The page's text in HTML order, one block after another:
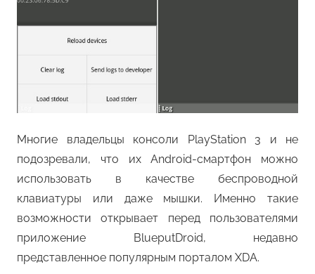
Многие владельцы консоли PlayStation 3 и не
подозревали, что их Android-смартфон можно
использовать в качестве беспроводной
клавиатуры или даже мышки. Именно такие
возможности открывает перед пользователями
приложение BlueputDroid, недавно
представленное популярным порталом XDA.